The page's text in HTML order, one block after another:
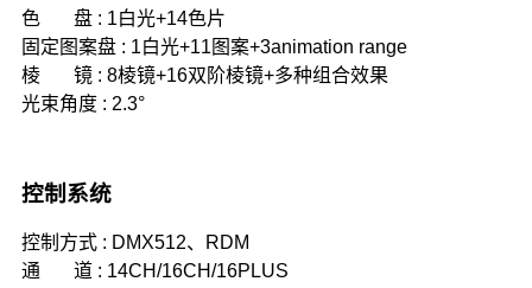
色 盘 : 1白光+14色片
固定图案盘 : 1白光+11图案+3animation range
棱 镜 : 8棱镜+16双阶棱镜+多种组合效果
光束角度 : 2.3°
控制系统
控制方式 : DMX512、RDM
通 道 : 14CH/16CH/16PLUS